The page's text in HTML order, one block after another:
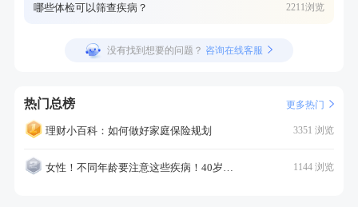
哪些体检可以筛查疾病？ 2211浏览
没有找到想要的问题？ 咨询在线客服
热门总榜 更多热门
理财小百科：如何做好家庭保险规划 3351 浏览
女性！不同年龄要注意这些疾病！40岁的这个疾病最需要注意！ 1144 浏览